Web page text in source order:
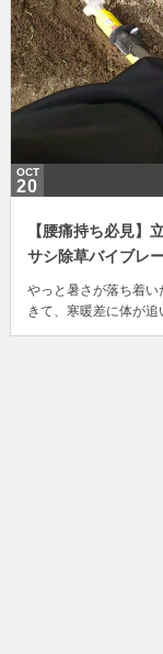
OCT
20
【腰痛持ち必見】
サシ除草バイブレ
やっと暑さが落ち着
きて、寒暖差に体が
夏はあまりにも猛暑